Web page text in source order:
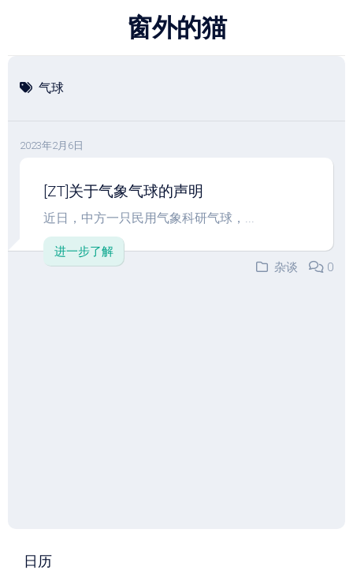
窗外的猫
气球
2023年2月6日
[ZT]关于气象气球的声明
近日，中方一只民用气象科研气球，...
进一步了解
杂谈
0
日历